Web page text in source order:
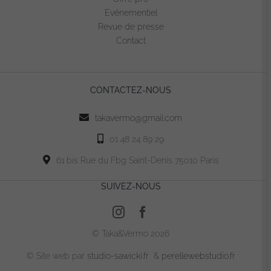
Evénementiel
Revue de presse
Contact
CONTACTEZ-NOUS
takavermo@gmail.com
01 48 24 89 29
61 bis Rue du Fbg Saint-Denis 75010 Paris
SUIVEZ-NOUS
© Taka&Vermo 2026
© Site web par studio-sawicki.fr & perellewebstudio.fr